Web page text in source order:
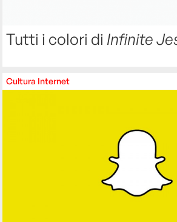
Tutti i colori di Infinite
Cultura Internet